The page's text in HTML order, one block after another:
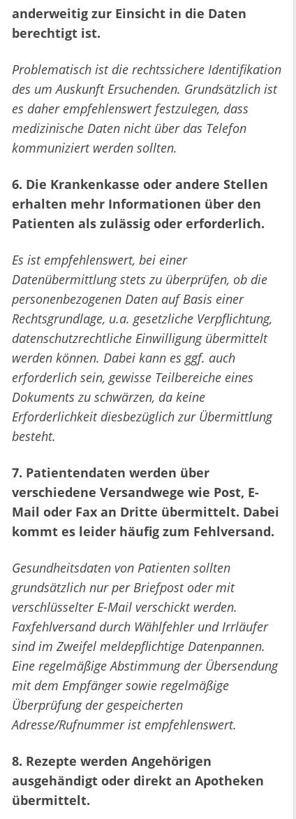
anderweitig zur Einsicht in die Daten
berechtigt ist.
Problematisch ist die rechtssichere Identifikation
des um Auskunft Ersuchenden. Grundsätzlich ist
es daher empfehlenswert festzulegen, dass
medizinische Daten nicht über das Telefon
kommuniziert werden sollten.
6. Die Krankenkasse oder andere Stellen
erhalten mehr Informationen über den
Patienten als zulässig oder erforderlich.
Es ist empfehlenswert, bei einer
Datenübermittlung stets zu überprüfen, ob die
personenbezogenen Daten auf Basis einer
Rechtsgrundlage, u.a. gesetzliche Verpflichtung,
datenschutzrechtliche Einwilligung übermittelt
werden können. Dabei kann es ggf. auch
erforderlich sein, gewisse Teilbereiche eines
Dokuments zu schwärzen, da keine
Erforderlichkeit diesbezüglich zur Übermittlung
besteht.
7. Patientendaten werden über
verschiedene Versandwege wie Post, E-
Mail oder Fax an Dritte übermittelt. Dabei
kommt es leider häufig zum Fehlversand.
Gesundheitsdaten von Patienten sollten
grundsätzlich nur per Briefpost oder mit
verschlüsselter E-Mail verschickt werden.
Faxfehlversand durch Wählfehler und Irrläufer
sind im Zweifel meldepflichtige Datenpannen.
Eine regelmäßige Abstimmung der Übersendung
mit dem Empfänger sowie regelmäßige
Überprüfung der gespeicherten
Adresse/Rufnummer ist empfehlenswert.
8. Rezepte werden Angehörigen
ausgehändigt oder direkt an Apotheken
übermittelt.